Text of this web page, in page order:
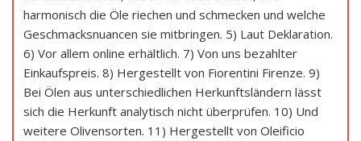
harmonisch die Öle riechen und schmecken und welche
Geschmacksnuancen sie mitbringen. 5) Laut Deklaration.
6) Vor allem online erhältlich. 7) Von uns bezahlter
Einkaufspreis. 8) Hergestellt von Fiorentini Firenze. 9)
Bei Ölen aus unterschiedlichen Herkunftsländern lässt
sich die Herkunft analytisch nicht überprüfen. 10) Und
weitere Olivensorten. 11) Hergestellt von Oleificio